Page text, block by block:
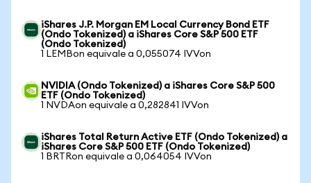
iShares J.P. Morgan EM Local Currency Bond ETF
(Ondo Tokenized) a iShares Core S&P 500 ETF
(Ondo Tokenized)
1 LEMBon equivale a 0,055074 IVVon
NVIDIA (Ondo Tokenized) a iShares Core S&P 500
ETF (Ondo Tokenized)
1 NVDAon equivale a 0,282841 IVVon
iShares Total Return Active ETF (Ondo Tokenized) a
iShares Core S&P 500 ETF (Ondo Tokenized)
1 BRTRon equivale a 0,064054 IVVon